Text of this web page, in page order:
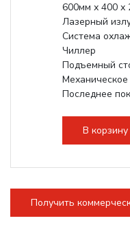
600мм х 400 х
Лазерный
Система
Чиллер
Подъемный
Последнее
В корзину
Получить